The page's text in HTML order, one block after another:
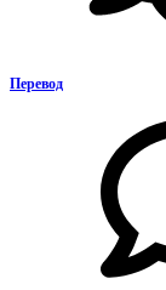
Перевод